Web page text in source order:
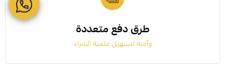
طرق دفع متعددة
وآمنة لتسهيل علمية الشراء